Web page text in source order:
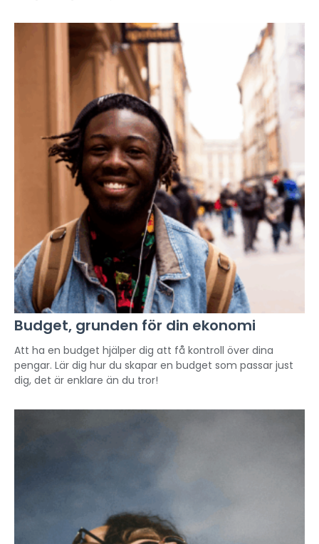
Budget, grunden för din ekonomi
Att ha en budget hjälper dig att få kontroll över dina
pengar. Lär dig hur du skapar en budget som passar just
dig, det är enklare än du tror!